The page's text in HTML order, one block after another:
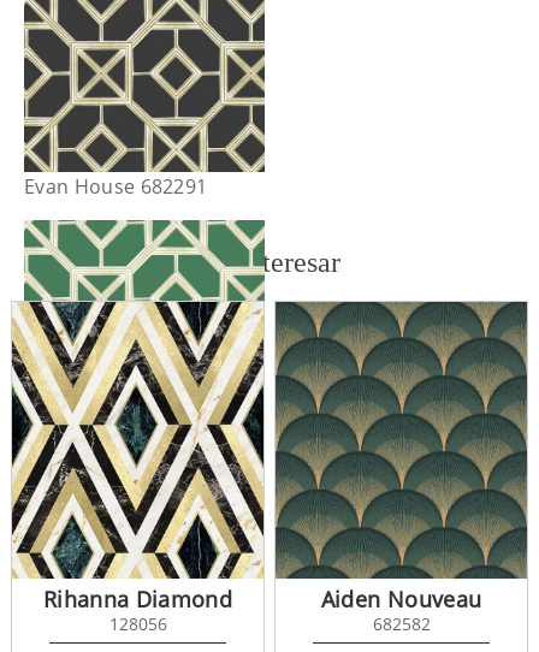
Evan House 682291
Evan House 682292
También te puede interesar
Rihanna Diamond
128056
Aiden Nouveau
682582